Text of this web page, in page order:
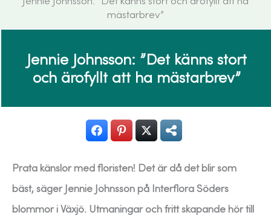
mästarbrev”
Jennie Johnsson: ”Det känns stort
och ärofyllt att ha mästarbrev”
Prata känslor med floristen! Det är då det blir som
bäst, säger Jennie Johnsson på Interflora Söders
blommor i Växjö. Utmaningar och fritt skapande hör till